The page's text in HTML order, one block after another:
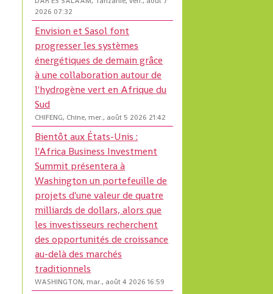
2026 07:32
Envision et Sasol font
progresser les systèmes
énergétiques de demain grâce
à une collaboration autour de
l'hydrogène vert en Afrique du
Sud
CHIFENG, Chine, mer., août 5 2026 21:42
Bientôt aux États-Unis :
l'Africa Business Investment
Summit présentera à
Washington un portefeuille de
projets d'une valeur de quatre
milliards de dollars, alors que
les investisseurs recherchent
des opportunités de croissance
au-delà des marchés
traditionnels
WASHINGTON, mar., août 4 2026 16:59